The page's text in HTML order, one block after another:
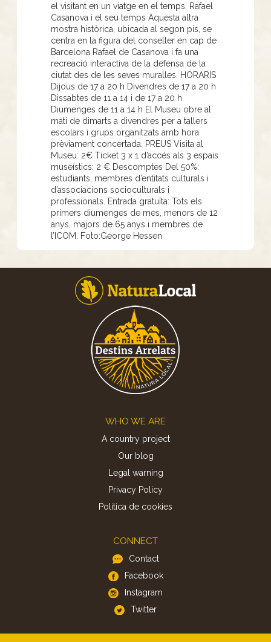
el visitant en un viatge en el temps. Rafael
Casanova i el seu temps Aquesta altra
mostra històrica, ubicada al segon pis, se
centra en la figura del conseller en cap de
Barcelona Rafael de Casanova i fa una
recreació interactiva de la defensa de la
ciutat des de les seves muralles. HORARIS
Dijous de 17 a 20 h Divendres de 17 a 20 h
Dissabtes de 11 a 14 i de 17 a 20 h
Diumenges de 11 a 14 h El Museu obre al
matí de dimarts a divendres per a tallers
escolars i grups organitzats amb hora
prèviament concertada. PREUS Visita al
Museu: 2€ Ticket 3 x 1 d’accés als 3 espais
museístics: 2 € Descomptes Del 50%:
estudiants, membres d’entitats culturals i
d’associacions socioculturals i
professionals. Entrada gratuïta: Tots els
primers diumenges de mes, menors de 12
anys, majors de 65 anys i membres de
l’ICOM. Foto:George Hessen
WHO WE ARE
A country project
Our blog
Legal warning
Privacy Policy
Politica de cookies
CONNECT
Contact
Facebook
Instagram
Twitter